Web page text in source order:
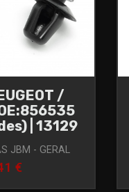
/
| 13129
JBM - GERAL
€